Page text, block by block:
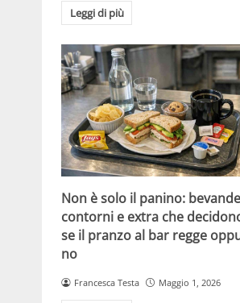
Leggi di più
Non è solo il panino:
contorni e extra che
se il pranzo al bar regge
no
Francesca Testa Maggio 1, 2026